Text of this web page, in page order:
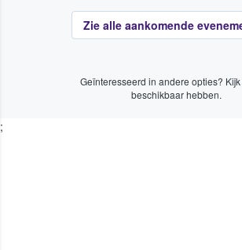
Zie alle aankomende
Geïnteresseerd in andere opties?
beschikbaar hebben.
;